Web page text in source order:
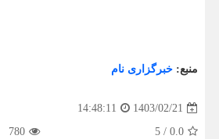
منبع: خبرگزاری نام
1403/02/21
14:48:11
0.0
/
5
780